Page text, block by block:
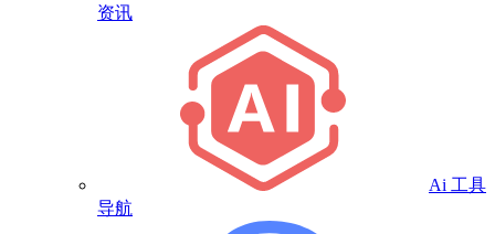
资讯
Ai 工具
导航